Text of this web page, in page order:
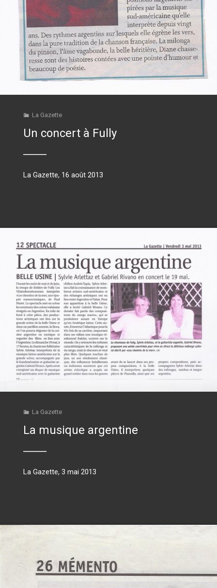
La Gazette
Un concert à Fully
La Gazette, 16 août 2013
La Gazette
La musique argentine
La Gazette, 3 mai 2013